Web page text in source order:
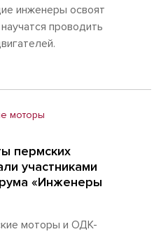
инженеры освоят
проводить
моторы
пермских
участниками
«Инженеры
моторы и ОДК-